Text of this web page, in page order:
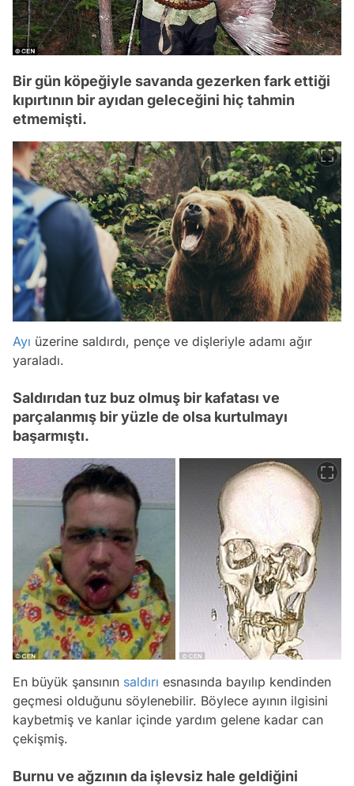
Bir gün köpeğiyle savanda gezerken fark ettiği
kıpırtının bir ayıdan geleceğini hiç tahmin
etmemişti.
Ayı üzerine saldırdı, pençe ve dişleriyle adamı ağır
yaraladı.
Saldırıdan tuz buz olmuş bir kafatası ve
parçalanmış bir yüzle de olsa kurtulmayı
başarmıştı.
En büyük şansının saldırı esnasında bayılıp kendinden
geçmesi olduğunu söylenebilir. Böylece ayının ilgisini
kaybetmiş ve kanlar içinde yardım gelene kadar can
çekişmiş.
Burnu ve ağzının da işlevsiz hale geldiğini